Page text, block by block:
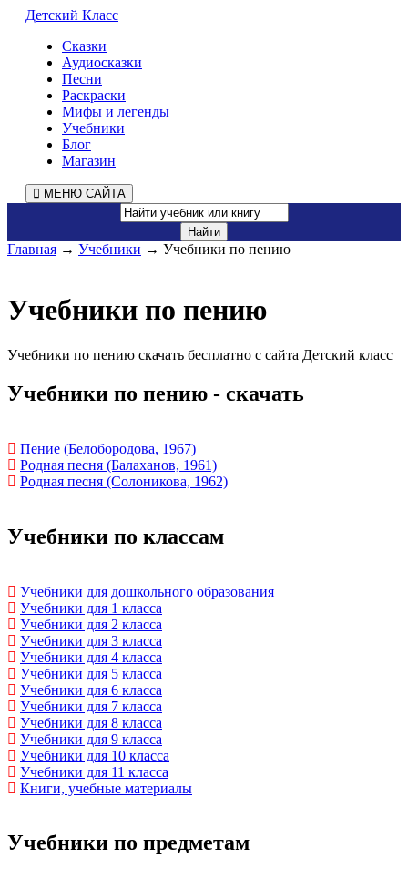
Детский Класс
Сказки
Аудиосказки
Песни
Раскраски
Мифы и легенды
Учебники
Блог
Магазин
МЕНЮ САЙТА
Главная → Учебники → Учебники по пению
Учебники по пению
Учебники по пению скачать бесплатно с сайта Детский класс
Учебники по пению - скачать
Пение (Белобородова, 1967)
Родная песня (Балаханов, 1961)
Родная песня (Солоникова, 1962)
Учебники по классам
Учебники для дошкольного образования
Учебники для 1 класса
Учебники для 2 класса
Учебники для 3 класса
Учебники для 4 класса
Учебники для 5 класса
Учебники для 6 класса
Учебники для 7 класса
Учебники для 8 класса
Учебники для 9 класса
Учебники для 10 класса
Учебники для 11 класса
Книги, учебные материалы
Учебники по предметам